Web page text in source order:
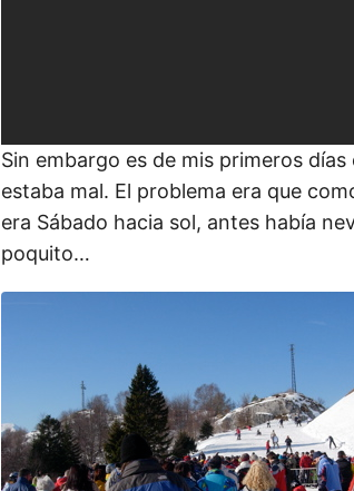
Sin embargo es de mis primeros
estaba mal. El problema era que
era Sábado hacia sol, antes había
poquito…